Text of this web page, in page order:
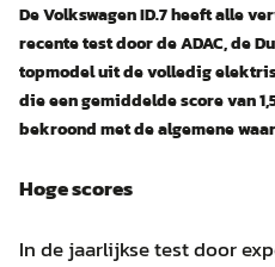
De Volkswagen ID.7 heeft alle
recente test door de ADAC, de
topmodel uit de volledig
die een gemiddelde score van
bekroond met de algemene
Hoge scores
In de jaarlijkse test door